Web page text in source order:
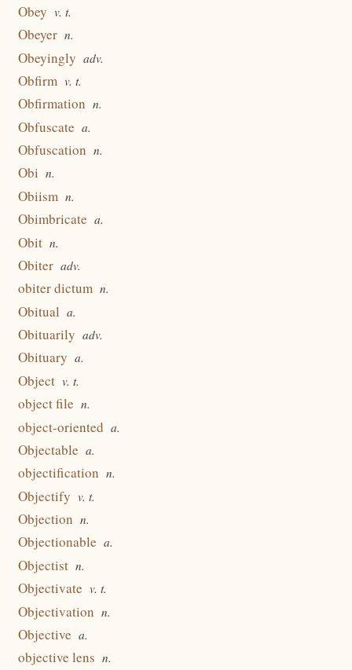
Obey v. t.
Obeyer n.
Obeyingly adv.
Obfirm v. t.
Obfirmation n.
Obfuscate a.
Obfuscation n.
Obi n.
Obiism n.
Obimbricate a.
Obit n.
Obiter adv.
obiter dictum n.
Obitual a.
Obituarily adv.
Obituary a.
Object v. t.
object file n.
object-oriented a.
Objectable a.
objectification n.
Objectify v. t.
Objection n.
Objectionable a.
Objectist n.
Objectivate v. t.
Objectivation n.
Objective a.
objective lens n.